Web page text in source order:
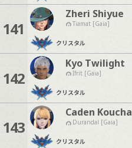
141
Zheri Shiyue
Tiamat [Gaia]
クリスタル
142
Kyo Twilight
Ifrit [Gaia]
クリスタル
143
Caden Koucha
Durandal [Gaia]
クリスタル